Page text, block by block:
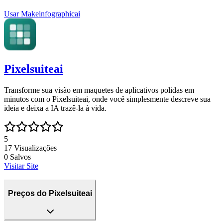
Usar Makeinfographicai
Pixelsuiteai
Transforme sua visão em maquetes de aplicativos polidas em
minutos com o Pixelsuiteai, onde você simplesmente descreve sua
ideia e deixa a IA trazê-la à vida.
5
17 Visualizações
0 Salvos
Visitar Site
Preços do Pixelsuiteai